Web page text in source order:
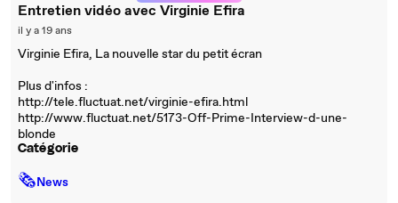
Entretien vidéo avec Virginie Efira
il y a 19 ans
Virginie Efira, La nouvelle star du petit écran
Plus d'infos :
http://tele.fluctuat.net/virginie-efira.html
http://www.fluctuat.net/5173-Off-Prime-Interview-d-une-
blonde
Catégorie
🗞News